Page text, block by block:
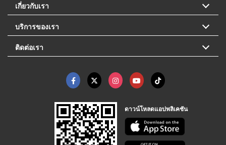
เกี่ยวกับเรา
บริการของเรา
ติดต่อเรา
ดาวน์โหลดแอปพลิเคชัน